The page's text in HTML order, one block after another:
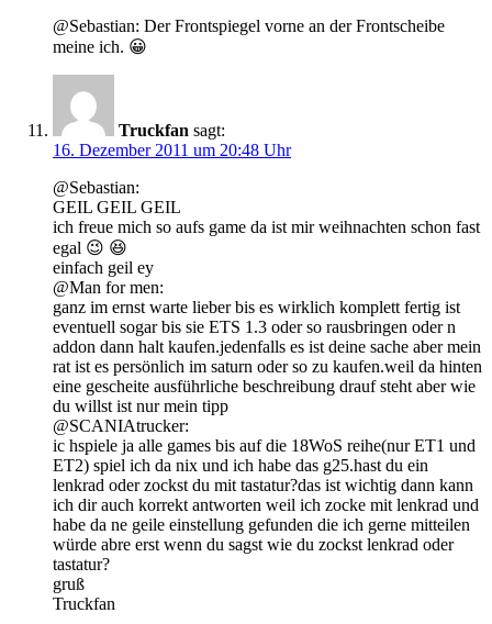
@Sebastian: Der Frontspiegel vorne an der Frontscheibe
meine ich. 😀
Truckfan sagt:
16. Dezember 2011 um 20:48 Uhr
@Sebastian:
GEIL GEIL GEIL
ich freue mich so aufs game da ist mir weihnachten schon fast
egal 😉 😆
einfach geil ey
@Man for men:
ganz im ernst warte lieber bis es wirklich komplett fertig ist
eventuell sogar bis sie ETS 1.3 oder so rausbringen oder n
addon dann halt kaufen.jedenfalls es ist deine sache aber mein
rat ist es persönlich im saturn oder so zu kaufen.weil da hinten
eine gescheite ausführliche beschreibung drauf steht aber wie
du willst ist nur mein tipp
@SCANIAtrucker:
ic hspiele ja alle games bis auf die 18WoS reihe(nur ET1 und
ET2) spiel ich da nix und ich habe das g25.hast du ein
lenkrad oder zockst du mit tastatur?das ist wichtig dann kann
ich dir auch korrekt antworten weil ich zocke mit lenkrad und
habe da ne geile einstellung gefunden die ich gerne mitteilen
würde abre erst wenn du sagst wie du zockst lenkrad oder
tastatur?
gruß
Truckfan